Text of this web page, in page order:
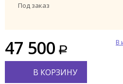
Под заказ
47 500 В
В КОРЗИНУ